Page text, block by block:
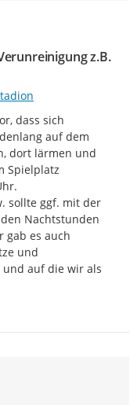
z.B.
dass sich
auf dem
dort lärmen und
Spielplatz
sollte ggf. mit der
Nachtstunden
gab es auch
und
auf die wir als